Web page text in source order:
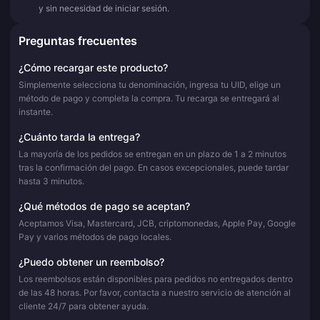
y sin necesidad de iniciar sesión.
Preguntas frecuentes
¿Cómo recargar este producto?
Simplemente selecciona tu denominación, ingresa tu UID, elige un
método de pago y completa la compra. Tu recarga se entregará al
instante.
¿Cuánto tarda la entrega?
La mayoría de los pedidos se entregan en un plazo de 1 a 2 minutos
tras la confirmación del pago. En casos excepcionales, puede tardar
hasta 3 minutos.
¿Qué métodos de pago se aceptan?
Aceptamos Visa, Mastercard, JCB, criptomonedas, Apple Pay, Google
Pay y varios métodos de pago locales.
¿Puedo obtener un reembolso?
Los reembolsos están disponibles para pedidos no entregados dentro
de las 48 horas. Por favor, contacta a nuestro servicio de atención al
cliente 24/7 para obtener ayuda.